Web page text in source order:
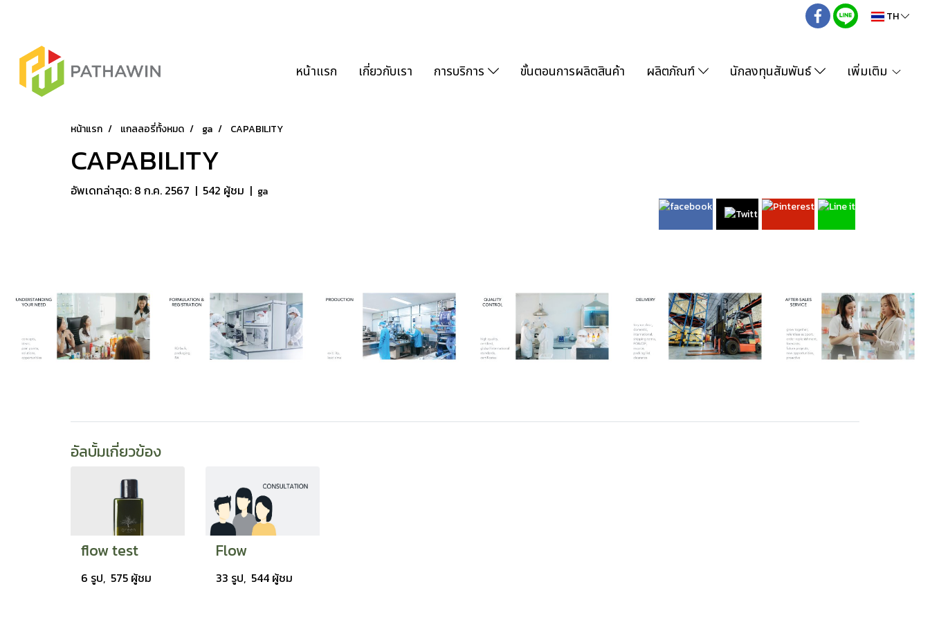
TH
หน้าแรก เกี่ยวกับเรา การบริการ ขั้นตอนการผลิตสินค้า ผลิตภัณฑ์ นักลงทุนสัมพันธ์ เพิ่มเติม
หน้าแรก แกลลอรี่ทั้งหมด ga CAPABILITY
CAPABILITY
อัพเดทล่าสุด: 8 ก.ค. 2567 | 542 ผู้ชม | ga
อัลบั้มเกี่ยวข้อง
flow test
6 รูป, 575 ผู้ชม
Flow
33 รูป, 544 ผู้ชม